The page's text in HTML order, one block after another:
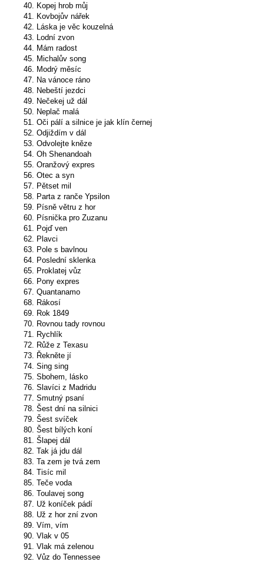
40. Kopej hrob můj
41. Kovbojův nářek
42. Láska je věc kouzelná
43. Lodní zvon
44. Mám radost
45. Michalův song
46. Modrý měsíc
47. Na vánoce ráno
48. Nebeští jezdci
49. Nečekej už dál
50. Neplač malá
51. Oči pálí a silnice je jak klín černej
52. Odjiždím v dál
53. Odvolejte kněze
54. Oh Shenandoah
55. Oranžový expres
56. Otec a syn
57. Pětset mil
58. Parta z ranče Ypsilon
59. Písně větru z hor
60. Písnička pro Zuzanu
61. Pojď ven
62. Plavci
63. Pole s bavlnou
64. Poslední sklenka
65. Proklatej vůz
66. Pony expres
67. Quantanamo
68. Rákosí
69. Rok 1849
70. Rovnou tady rovnou
71. Rychlík
72. Růže z Texasu
73. Řekněte jí
74. Sing sing
75. Sbohem, lásko
76. Slavíci z Madridu
77. Smutný psaní
78. Šest dní na silnici
79. Šest svíček
80. Šest bílých koní
81. Šlapej dál
82. Tak já jdu dál
83. Ta zem je tvá zem
84. Tisíc mil
85. Teče voda
86. Toulavej song
87. Už koníček pádí
88. Už z hor zní zvon
89. Vím, vím
90. Vlak v 05
91. Vlak má zelenou
92. Vůz do Tennessee